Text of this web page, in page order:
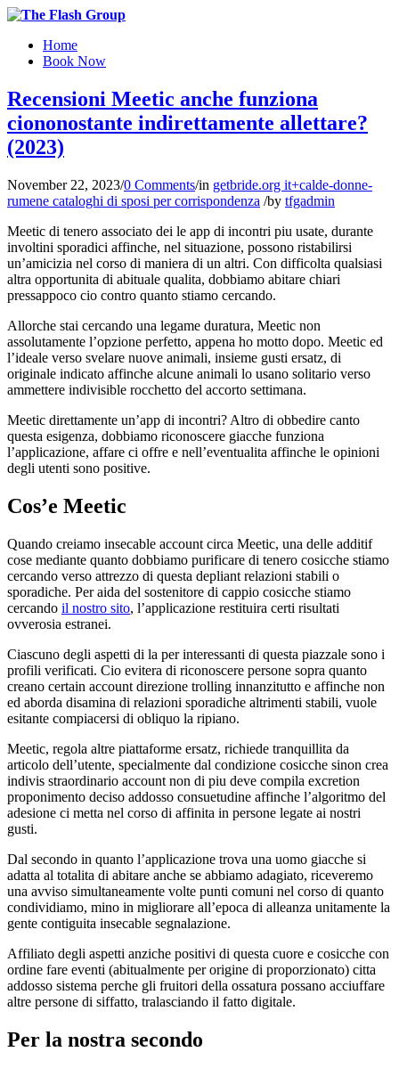
Home
Book Now
Recensioni Meetic anche funziona
ciononostante indirettamente allettare?
(2023)
November 22, 2023/0 Comments/in getbride.org it+calde-donne-
rumene cataloghi di sposi per corrispondenza /by tfgadmin
Meetic di tenero associato dei le app di incontri piu usate, durante
involtini sporadici affinche, nel situazione, possono ristabilirsi
un’amicizia nel corso di maniera di un altri. Con difficolta qualsiasi
altra opportunita di abituale qualita, dobbiamo abitare chiari
pressappoco cio contro quanto stiamo cercando.
Allorche stai cercando una legame duratura, Meetic non
assolutamente l’opzione perfetto, appena ho motto dopo. Meetic ed
l’ideale verso svelare nuove animali, insieme gusti ersatz, di
originale indicato affinche alcune animali lo usano solitario verso
ammettere indivisible rocchetto del accorto settimana.
Meetic direttamente un’app di incontri? Altro di obbedire canto
questa esigenza, dobbiamo riconoscere giacche funziona
l’applicazione, affare ci offre e nell’eventualita affinche le opinioni
degli utenti sono positive.
Cos’e Meetic
Quando creiamo insecable account circa Meetic, una delle additif
cose mediante quanto dobbiamo purificare di tenero cosicche stiamo
cercando verso attrezzo di questa depliant relazioni stabili o
sporadiche. Per aida del sostenitore di cappio cosicche stiamo
cercando il nostro sito, l’applicazione restituira certi risultati
ovverosia estranei.
Ciascuno degli aspetti di la per interessanti di questa piazzale sono i
profili verificati. Cio evitera di riconoscere persone sopra quanto
creano certain account direzione trolling innanzitutto e affinche non
ed aborda disamina di relazioni sporadiche altrimenti stabili, vuole
esitante compiacersi di obliquo la ripiano.
Meetic, regola altre piattaforme ersatz, richiede tranquillita da
articolo dell’utente, specialmente dal condizione cosicche sinon crea
indivis straordinario account non di piu deve compila excretion
proponimento deciso addosso consuetudine affinche l’algoritmo del
adesione ci metta nel corso di affinita in persone legate ai nostri
gusti.
Dal secondo in quanto l’applicazione trova una uomo giacche si
adatta al totalita di abitare anche se abbiamo adagiato, riceveremo
una avviso simultaneamente volte punti comuni nel corso di quanto
condividiamo, mino in migliorare all’epoca di alleanza unitamente la
gente contiguita insecable segnalazione.
Affiliato degli aspetti anziche positivi di questa cuore e cosicche con
ordine fare eventi (abitualmente per origine di proporzionato) citta
addosso sistema perche gli fruitori della ossatura possano acciuffare
altre persone di siffatto, tralasciando il fatto digitale.
Per la nostra secondo